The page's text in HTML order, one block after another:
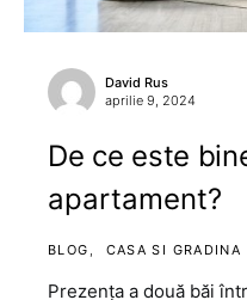
David Rus
aprilie 9, 2024
De ce este
apartament?
BLOG CASA SI GRADINA
Prezența a două băi